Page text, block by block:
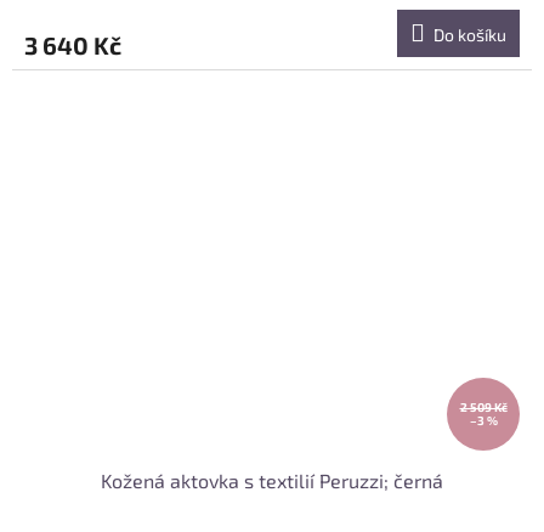
3 640 Kč Do košíku
2 509 Kč
–3 %
Kožená aktovka s textilií Peruzzi; černá